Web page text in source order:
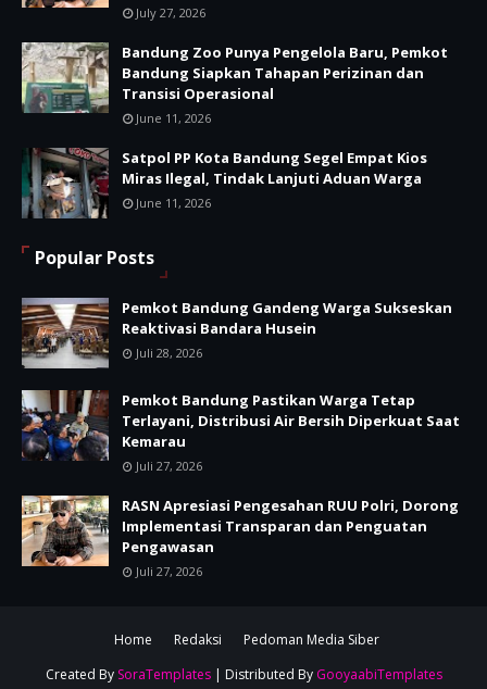
July 27, 2026
Bandung Zoo Punya Pengelola Baru, Pemkot
Bandung Siapkan Tahapan Perizinan dan
Transisi Operasional
June 11, 2026
Satpol PP Kota Bandung Segel Empat Kios
Miras Ilegal, Tindak Lanjuti Aduan Warga
June 11, 2026
Popular Posts
Pemkot Bandung Gandeng Warga Sukseskan
Reaktivasi Bandara Husein
Juli 28, 2026
Pemkot Bandung Pastikan Warga Tetap
Terlayani, Distribusi Air Bersih Diperkuat Saat
Kemarau
Juli 27, 2026
RASN Apresiasi Pengesahan RUU Polri, Dorong
Implementasi Transparan dan Penguatan
Pengawasan
Juli 27, 2026
Home Redaksi
Pedoman Media Siber
Created By SoraTemplates| Distributed By GooyaabiTemplates